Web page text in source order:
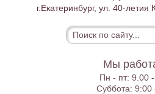
г.Екатеринбург, ул. 40-
Мы
Пн - пт:9.00
Суббота:9:00